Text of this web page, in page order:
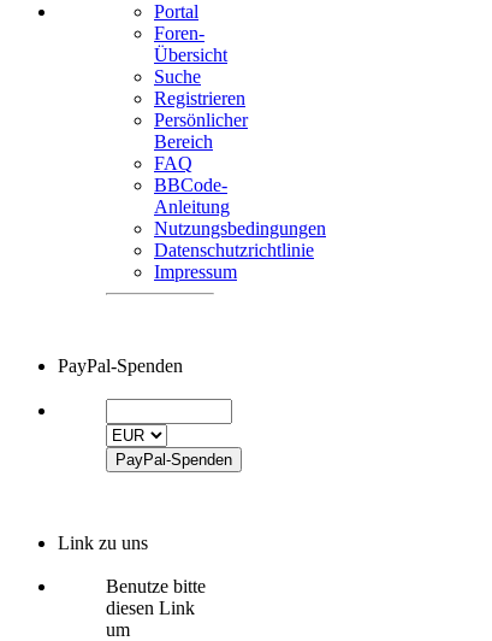
Portal
Foren-
Übersicht
Suche
Registrieren
Persönlicher
Bereich
FAQ
BBCode-
Anleitung
Nutzungsbedingungen
Datenschutzrichtlinie
Impressum
PayPal-Spenden
Link zu uns
Benutze bitte
diesen Link
um